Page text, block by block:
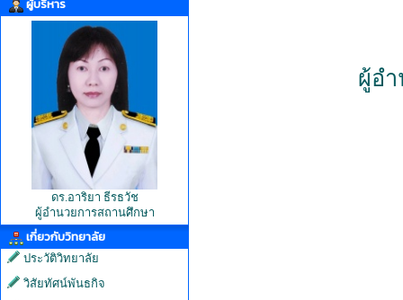
ผู้บริหาร
ดร.อาริยา ธีรธวัช
ผู้อำนวยการสถานศึกษา
เกี่ยวกับวิทยาลัย
ประวัติวิทยาลัย
วิสัยทัศน์พันธกิจ
ผู้อ